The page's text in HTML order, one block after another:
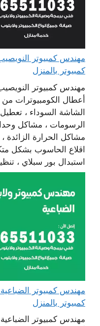
كمبيوتر بالمنزل
مهندس كمبيوتر
أعطال الكومبيوترات
الشاشة السوداء ،
الرسومات ، مشاكل
مشاكل الحرارة الزائدة
اقلاع الحاسوب بشكل
استبدال بور سبلاي ،
كمبيوتر بالمنزل
مهندس كمبيوتر